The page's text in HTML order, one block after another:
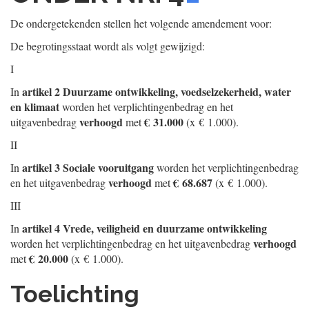
De ondergetekenden stellen het volgende amendement voor:
De begrotingsstaat wordt als volgt gewijzigd:
I
In artikel 2 Duurzame ontwikkeling, voedselzekerheid, water
en klimaatworden het verplichtingenbedrag en het
uitgavenbedragverhoogdmet€ 31.000(x € 1.000).
II
In artikel 3 Sociale vooruitgangworden het verplichtingenbedrag
en het uitgavenbedragverhoogdmet€ 68.687(x € 1.000).
III
In artikel 4 Vrede, veiligheid en duurzame ontwikkeling
worden het verplichtingenbedrag en het uitgavenbedragverhoogd
met€ 20.000(x € 1.000).
Toelichting